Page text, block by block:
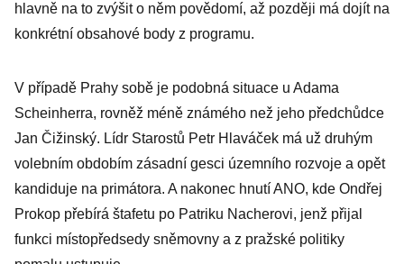
hlavně na to zvýšit o něm povědomí, až později má dojít na
konkrétní obsahové body z programu.
V případě Prahy sobě je podobná situace u Adama
Scheinherra, rovněž méně známého než jeho předchůdce
Jan Čižinský. Lídr Starostů Petr Hlaváček má už druhým
volebním obdobím zásadní gesci územního rozvoje a opět
kandiduje na primátora. A nakonec hnutí ANO, kde Ondřej
Prokop přebírá štafetu po Patriku Nacherovi, jenž přijal
funkci místopředsedy sněmovny a z pražské politiky